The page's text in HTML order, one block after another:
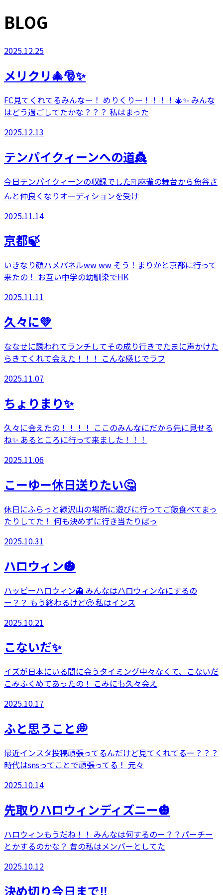
BLOG
2025.12.25
メリクリ🎄🎅✨
FC見てくれてるみんなー！ めりくりー！！！！🎄✨ みんな
はどう過ごしてたかな？？？ 私はまった
2025.12.13
テンパイクィーンへの道👸
今日テンパイクィーンの収録でした🀄️ 麻雀の舞台から魚谷さ
んと仲良くなりオーディションを受け
2025.11.14
京都🍃
いきなり顔ハメパネルww ww そう！まりかと京都に行って
来たの！ お互い中学の幼馴染でHK
2025.11.11
久々に💚
ななせに誘われてランチしてその成り行きでたまに声かけた
らきてくれて会えた！！！ こんな感じでラフ
2025.11.07
ちょりまり✨
久々に会えたの！！！！ ここのみんなにだから先に見せる
ね✨ あるところに行って来ました！！！
2025.11.06
こーゆー休日送りたい🤔
休日にふらっと緑沢山の場所に遊びに行ってご飯食べてまっ
たりしてた！ 何も決めずに行き当たりばっ
2025.10.31
ハロウィン🎃
ハッピーハロウィン👻 みんなはハロウィンなにするの
ー？？ もう終わるけど🥺 私はインス
2025.10.21
こないだ✨
イズが日本にいる間に会うタイミング中々なくて、こないだ
こみふくめてあったの！ こみにも久々会え
2025.10.17
ふと思うこと💭
最近インスタ投稿頑張ってるんだけど見てくれてるー？？？
時代はsnsってことで頑張ってる！ 元々
2025.10.14
先取りハロウィンディズニー🎃
ハロウィンもうだね！！ みんなは何するのー？？パーチー
とかするのかな？ 昔の私はメンバーとしてた
2025.10.12
決め切り今日まで‼️